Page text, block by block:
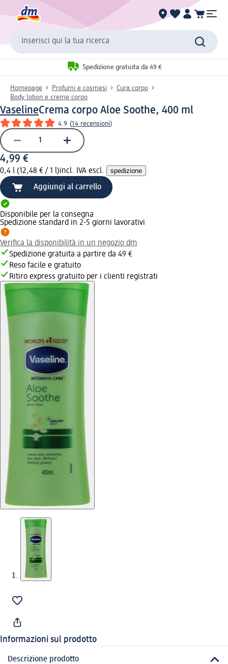
Inserisci qui la tua ricerca
Spedizione gratuita da 49 €
Homepage Profumi e cosmesi
Cura corpo
Body lotion e creme corpo
VaselineCrema corpo Aloe Soothe, 400 ml
4.9 (14 recensioni)
4,99 €
0,4 l (12,48 € / 1 l)incl. IVA escl. spedizione
Aggiungi al carrello
Disponibile per la consegna
Spedizione standard in 2-5 giorni lavorativi
Verifica la disponibilità in un negozio dm
Spedizione gratuita a partire da 49 €
Reso facile e gratuito
Ritiro express gratuito per i clienti registrati
Informazioni sul prodotto
Descrizione prodotto